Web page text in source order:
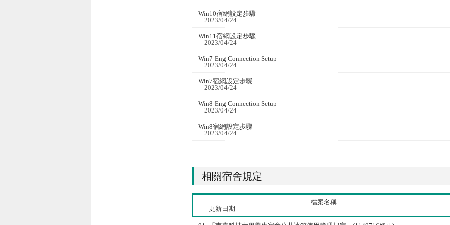
Win10宿網設定步驟
2023/04/24
Win11宿網設定步驟
2023/04/24
Win7-Eng Connection Setup
2023/04/24
Win7宿網設定步驟
2023/04/24
Win8-Eng Connection Setup
2023/04/24
Win8宿網設定步驟
2023/04/24
相關宿舍規定
檔案名稱
更新日期